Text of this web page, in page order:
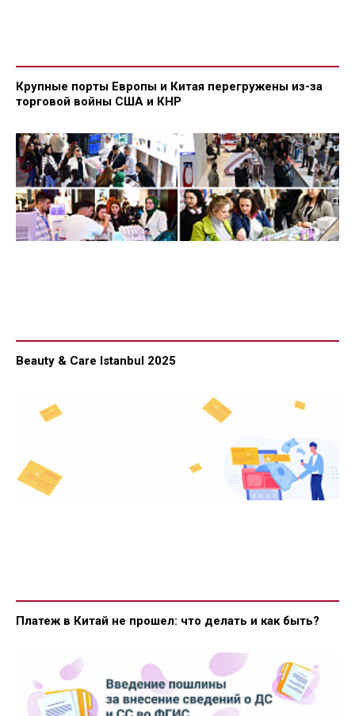
Крупные порты Европы и Китая перегружены из-за
торговой войны США и КНР
Beauty & Care Istanbul 2025
Платеж в Китай не прошел: что делать и как быть?